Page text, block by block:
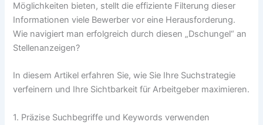
Möglichkeiten bieten, stellt die effiziente Filterung dieser
Informationen viele Bewerber vor eine Herausforderung.
Wie navigiert man erfolgreich durch diesen „Dschungel“ an
Stellenanzeigen?
In diesem Artikel erfahren Sie, wie Sie Ihre Suchstrategie
verfeinern und Ihre Sichtbarkeit für Arbeitgeber maximieren.
1. Präzise Suchbegriffe und Keywords verwenden